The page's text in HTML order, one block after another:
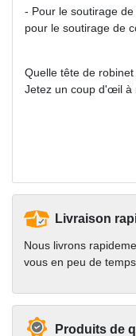
- Pour le soutirage
pour le soutirage de
Quelle tête de
Jetez un coup d'œil à
Livraison
Nous livrons
vous en peu de
Produits de